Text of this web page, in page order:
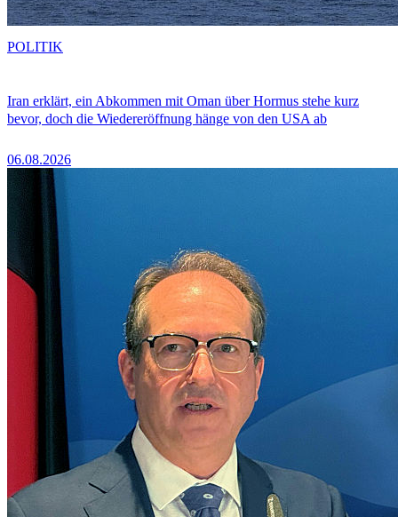
Iran erklärt, ein Abkommen mit Oman über Hormus stehe kurz
bevor, doch die Wiedereröffnung hänge von den USA ab
06.08.2026
POLITIK